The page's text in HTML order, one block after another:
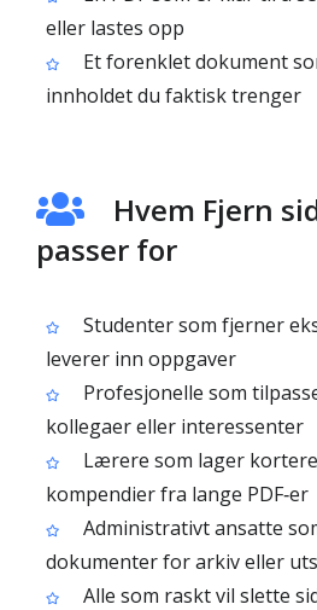
eller lastes opp
Et forenklet dokument
innholdet du faktisk trenger
Hvem Fjern
passer for
Studenter som fjerner
leverer inn oppgaver
Profesjonelle som
kollegaer eller interessenter
Lærere som lager
kompendier fra lange PDF‑er
Administrativt ansatte
dokumenter for arkiv eller
Alle som raskt vil slette